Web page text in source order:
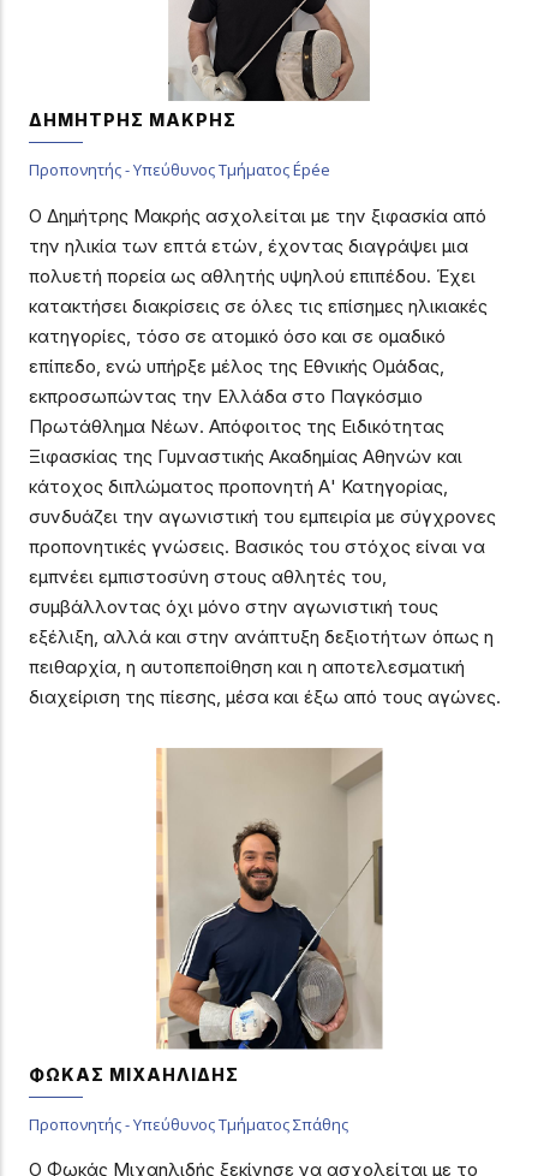
ΔΗΜΗΤΡΗΣ ΜΑΚΡΗΣ
Προπονητής - Υπεύθυνος Τμήματος Épée
Ο Δημήτρης Μακρής ασχολείται με την ξιφασκία από
την ηλικία των επτά ετών, έχοντας διαγράψει μια
πολυετή πορεία ως αθλητής υψηλού επιπέδου. Έχει
κατακτήσει διακρίσεις σε όλες τις επίσημες ηλικιακές
κατηγορίες, τόσο σε ατομικό όσο και σε ομαδικό
επίπεδο, ενώ υπήρξε μέλος της Εθνικής Ομάδας,
εκπροσωπώντας την Ελλάδα στο Παγκόσμιο
Πρωτάθλημα Νέων. Απόφοιτος της Ειδικότητας
Ξιφασκίας της Γυμναστικής Ακαδημίας Αθηνών και
κάτοχος διπλώματος προπονητή Α' Κατηγορίας,
συνδυάζει την αγωνιστική του εμπειρία με σύγχρονες
προπονητικές γνώσεις. Βασικός του στόχος είναι να
εμπνέει εμπιστοσύνη στους αθλητές του,
συμβάλλοντας όχι μόνο στην αγωνιστική τους
εξέλιξη, αλλά και στην ανάπτυξη δεξιοτήτων όπως η
πειθαρχία, η αυτοπεποίθηση και η αποτελεσματική
διαχείριση της πίεσης, μέσα και έξω από τους αγώνες.
ΦΩΚΑΣ ΜΙΧΑΗΛΙΔΗΣ
Προπονητής - Υπεύθυνος Τμήματος Σπάθης
Ο Φωκάς Μιχαηλιδής ξεκίνησε να ασχολείται με το